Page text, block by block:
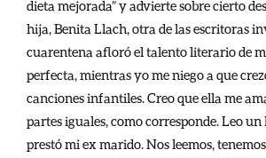
dieta mejorada” y advierte sobre cierto
hija, Benita Llach, otra de las escritoras
cuarentena afloró el talento literario de
perfecta, mientras yo me niego a que
canciones infantiles. Creo que ella me
partes iguales, como corresponde. Leo
prestó mi ex marido. Nos leemos,